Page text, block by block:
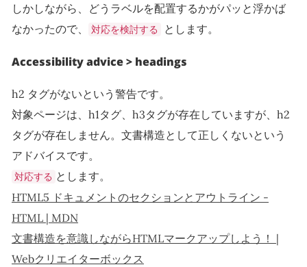
しかしながら、どうラベルを配置するかがパッと浮かば
なかったので、
対応を検討する とします。
Accessibility advice > headings
h2 タグがないという警告です。
対象ページは、h1タグ、h3タグが存在していますが、h2
タグが存在しません。文書構造として正しくないという
アドバイスです。
対応する とします。
HTML5 ドキュメントのセクションとアウトライン -
HTML | MDN
文書構造を意識しながらHTMLマークアップしよう！ |
Webクリエイターボックス